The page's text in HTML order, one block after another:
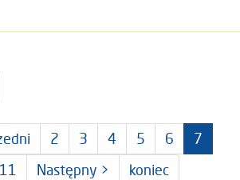
2 3 4 5 6
7
11 Następny > koniec